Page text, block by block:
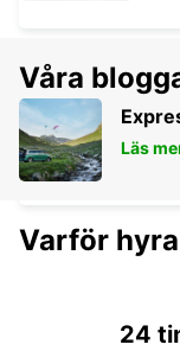
NÜRTINGEN
NUERTINGEN -
Våra
Läs
Varför
24